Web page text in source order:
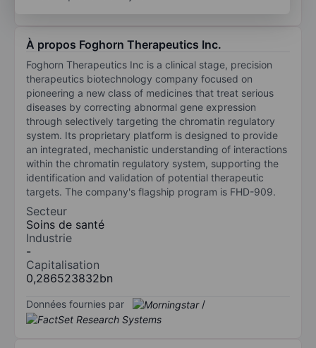
À propos Foghorn Therapeutics Inc.
Foghorn Therapeutics Inc is a clinical stage, precision
therapeutics biotechnology company focused on
pioneering a new class of medicines that treat serious
diseases by correcting abnormal gene expression
through selectively targeting the chromatin regulatory
system. Its proprietary platform is designed to provide
an integrated, mechanistic understanding of interactions
within the chromatin regulatory system, supporting the
identification and validation of potential therapeutic
targets. The company's flagship program is FHD-909.
Secteur
Soins de santé
Industrie
-
Capitalisation
0,286523832bn
Données fournies par /